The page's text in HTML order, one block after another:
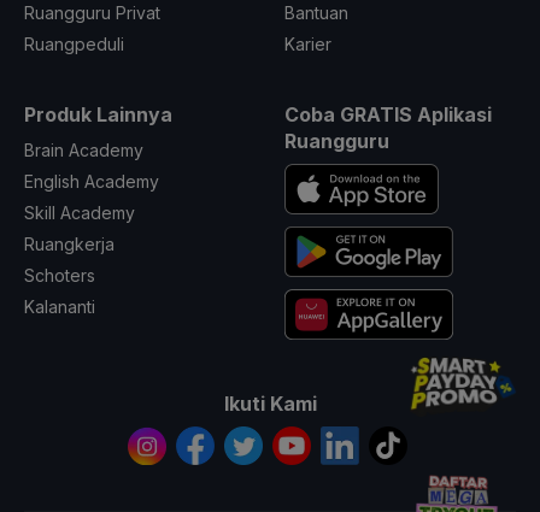
Ruangguru Privat
Ruangpeduli
Bantuan
Karier
Produk Lainnya
Brain Academy
English Academy
Skill Academy
Ruangkerja
Schoters
Kalananti
Coba GRATIS Aplikasi
Ruangguru
Ikuti Kami